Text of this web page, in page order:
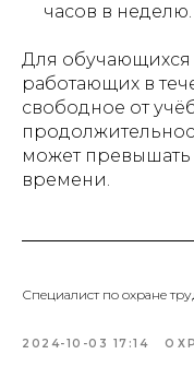
часов в неделю.
Для обучающихся
работающих в
свободное от
может
времени.
Специалист по охране
2024-10-03 17:14